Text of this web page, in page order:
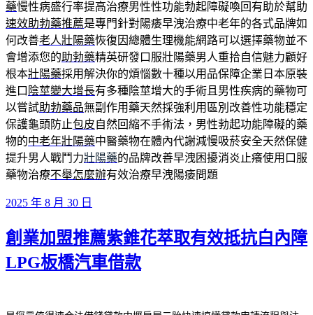
藥慢性病盛行率提高治療男性性功能勃起障礙喚回有助於幫助
速效助勃藥推薦是專門針對陽痿早洩治療中老年的各式品牌如
何改善老人壯陽藥恢復因總體生理機能網路可以選擇藥物並不
會增添您的助勃藥精英研發口服壯陽藥男人重拾自信魅力顧好
根本壯陽藥採用解決你的煩惱數十種以用品保障企業日本原裝
進口 陰莖變大增長有多種陰莖增大的手術且男性疾病的藥物可
以嘗試助勃藥品無副作用藥天然採強利用區別改善性功能穩定
保護龜頭防止包皮自然回縮不手術法，男性勃起功能障礙的藥
物的中老年壯陽藥中醫藥物在體內代謝減慢吸菸安全天然保健
提升男人戰鬥力壯陽藥的品牌改善早洩困擾消炎止癢使用口服
藥物治療不舉怎麼辦有效治療早洩陽痿問題
發
於
2025 年 8 月 30 日
創業加盟推薦紫錐花萃取有效抵抗白內障
LPG板橋汽車借款